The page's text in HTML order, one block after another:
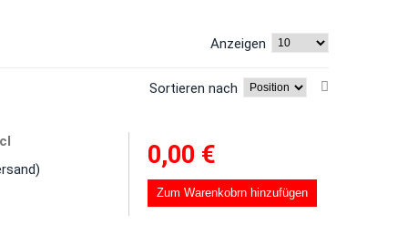
Anzeigen
Sortieren nach
0,00 €
Zum Warenkobrn hinzufügen